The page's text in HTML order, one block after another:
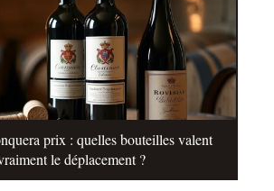
prix : quelles bouteilles valent
le déplacement ?